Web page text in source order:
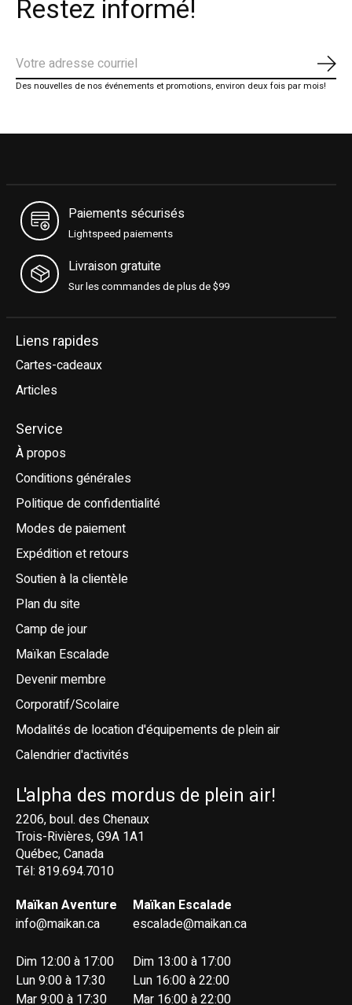
Restez informé!
Des nouvelles de nos événements et promotions, environ deux fois par mois!
Paiements sécurisés
Lightspeed paiements
Livraison gratuite
Sur les commandes de plus de $99
Liens rapides
Cartes-cadeaux
Articles
Service
À propos
Conditions générales
Politique de confidentialité
Modes de paiement
Expédition et retours
Soutien à la clientèle
Plan du site
Camp de jour
Maïkan Escalade
Devenir membre
Corporatif/Scolaire
Modalités de location d'équipements de plein air
Calendrier d'activités
L'alpha des mordus de plein air!
2206, boul. des Chenaux
Trois-Rivières, G9A 1A1
Québec, Canada
Tél: 819.694.7010
Maïkan Aventure
info@maikan.ca
Dim 12:00 à 17:00
Lun 9:00 à 17:30
Mar 9:00 à 17:30
Maïkan Escalade
escalade@maikan.ca
Dim 13:00 à 17:00
Lun 16:00 à 22:00
Mar 16:00 à 22:00